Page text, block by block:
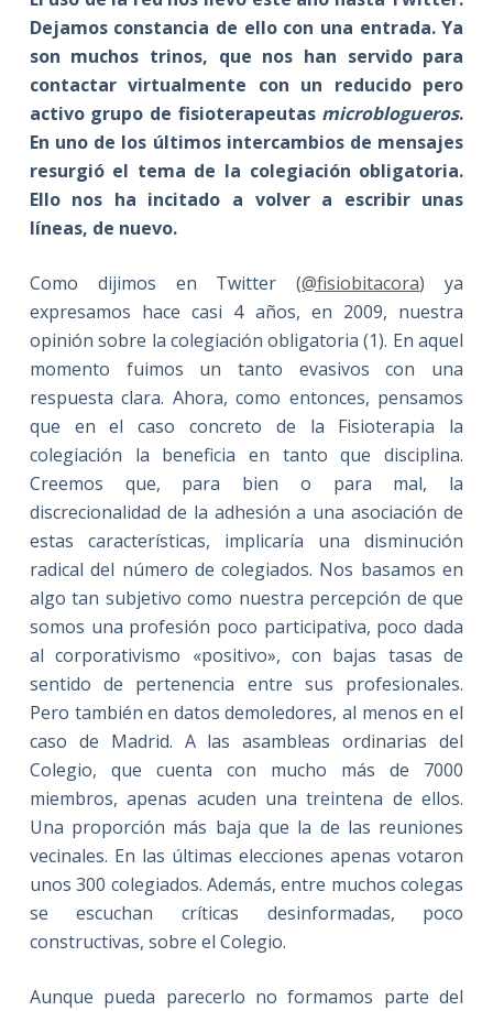
Dejamos constancia de ello con una entrada. Ya
son muchos trinos, que nos han servido para
contactar virtualmente con un reducido pero
activo grupo de fisioterapeutas microblogueros.
En uno de los últimos intercambios de mensajes
resurgió el tema de la colegiación obligatoria.
Ello nos ha incitado a volver a escribir unas
líneas, de nuevo.
Como dijimos en Twitter (@fisiobitacora) ya
expresamos hace casi 4 años, en 2009, nuestra
opinión sobre la colegiación obligatoria (1). En aquel
momento fuimos un tanto evasivos con una
respuesta clara. Ahora, como entonces, pensamos
que en el caso concreto de la Fisioterapia la
colegiación la beneficia en tanto que disciplina.
Creemos que, para bien o para mal, la
discrecionalidad de la adhesión a una asociación de
estas características, implicaría una disminución
radical del número de colegiados. Nos basamos en
algo tan subjetivo como nuestra percepción de que
somos una profesión poco participativa, poco dada
al corporativismo «positivo», con bajas tasas de
sentido de pertenencia entre sus profesionales.
Pero también en datos demoledores, al menos en el
caso de Madrid. A las asambleas ordinarias del
Colegio, que cuenta con mucho más de 7000
miembros, apenas acuden una treintena de ellos.
Una proporción más baja que la de las reuniones
vecinales. En las últimas elecciones apenas votaron
unos 300 colegiados. Además, entre muchos colegas
se escuchan críticas desinformadas, poco
constructivas, sobre el Colegio.
Aunque pueda parecerlo no formamos parte del